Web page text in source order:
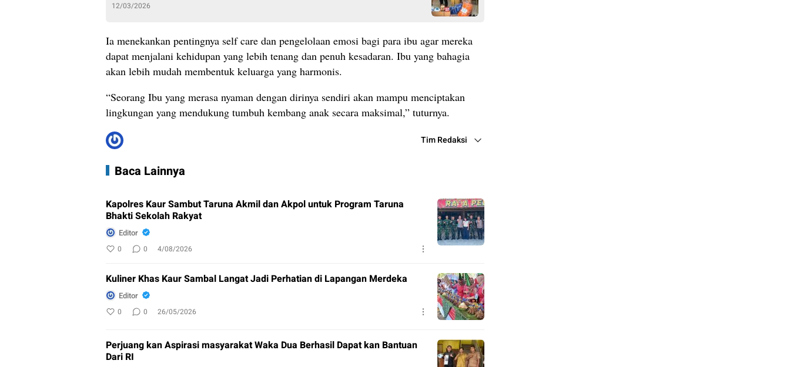
12/03/2026
Ia menekankan pentingnya self care dan pengelolaan emosi bagi para ibu agar mereka
dapat menjalani kehidupan yang lebih tenang dan penuh kesadaran. Ibu yang bahagia
akan lebih mudah membentuk keluarga yang harmonis.
“Seorang Ibu yang merasa nyaman dengan dirinya sendiri akan mampu menciptakan
lingkungan yang mendukung tumbuh kembang anak secara maksimal,” tuturnya.
Tim Redaksi
Baca Lainnya
Kapolres Kaur Sambut Taruna Akmil dan Akpol untuk Program Taruna
Bhakti Sekolah Rakyat
Editor
0 0 4/08/2026
Kuliner Khas Kaur Sambal Langat Jadi Perhatian di Lapangan Merdeka
Editor
0 0 26/05/2026
Perjuang kan Aspirasi masyarakat Waka Dua Berhasil Dapat kan Bantuan
Dari RI